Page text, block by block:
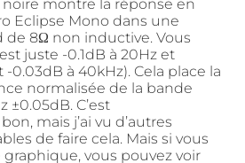
montre la réponse en
Eclipse Mono dans une
de 8Ω non inductive. Vous
juste -0.1dB à 20Hz et
0.03dB à 40kHz). Cela place la
normalisée de la bande
±0.05dB. C’est
mais j’ai vu d’autres
de faire cela. Mais si vous
vous pouvez voir